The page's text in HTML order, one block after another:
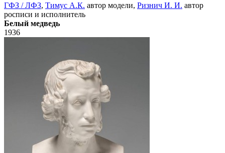
ГФЗ / ЛФЗ, Тимус А.К. автор модели, Ризнич И. И. автор
росписи и исполнитель
Белый медведь
1936